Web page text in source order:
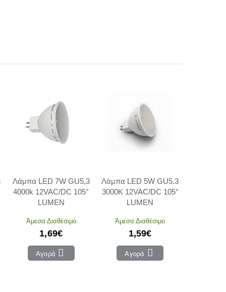
Λάμπα LED 7W GU5,3
4000k 12VAC/DC 105°
LUMEN
Άμεσα Διαθέσιμο
1,69€
Αγορά
Λάμπα LED 5W GU5.3
3000Κ 12VAC/DC 105°
LUMEN
Άμεσα Διαθέσιμο
1,59€
Αγορά